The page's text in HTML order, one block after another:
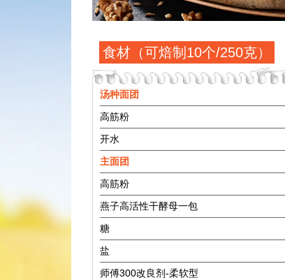
食材（可焙制10个/250克）
汤种面团
高筋粉
开水
主面团
高筋粉
燕子高活性干酵母一包
糖
盐
师傅300改良剂-柔软型